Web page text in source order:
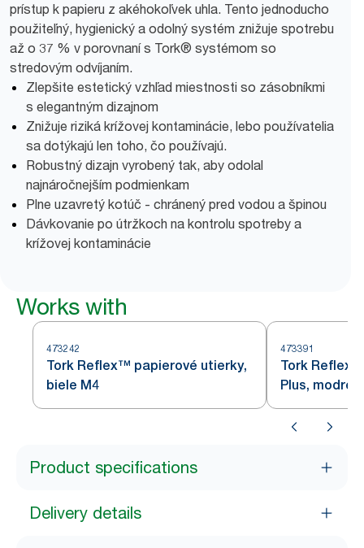
prístup k papieru z akéhokoľvek uhla. Tento jednoducho
použiteľný, hygienický a odolný systém znižuje spotrebu
až o 37 % v porovnaní s Tork® systémom so
stredovým odvíjaním.
Zlepšite estetický vzhľad miestnosti so zásobníkmi
s elegantným dizajnom
Znižuje riziká krížovej kontaminácie, lebo používatelia
sa dotýkajú len toho, čo používajú.
Robustný dizajn vyrobený tak, aby odolal
najnáročnejším podmienkam
Plne uzavretý kotúč - chránený pred vodou a špinou
Dávkovanie po útržkoch na kontrolu spotreby a
krížovej kontaminácie
Works with
473242
Tork Reflex™ papierové utierky,
biele M4
473391
Tork
Plus, modré
Product specifications
Delivery details